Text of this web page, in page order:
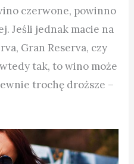
czerwone, powinno
Jeśli jednak macie na
Gran Reserva, czy
tak, to wino może
trochę droższe –